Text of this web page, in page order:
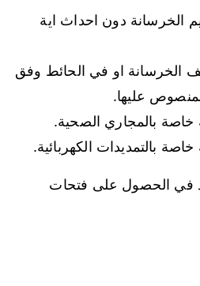
الخرسانة دون احداث اية
او في الحائط وفق
عليها.
بالمجاري الصحية.
بالتمديدات الكهربائية.
في الحصول على فتحات